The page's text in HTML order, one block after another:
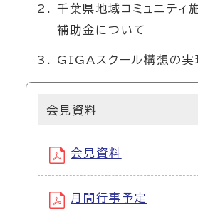
千葉県地域コミュニティ
補助金について
GIGAスクール構想の実
会見資料
会見資料
月間行事予定